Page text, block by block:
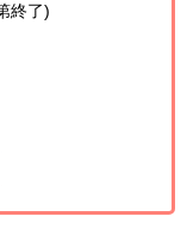
終了)